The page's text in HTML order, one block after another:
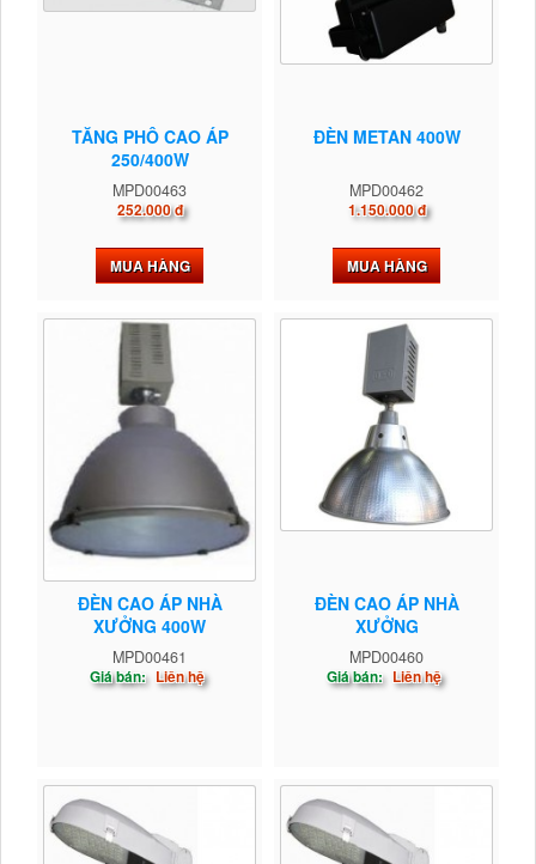
TĂNG PHÔ CAO ÁP
250/400W
MPD00463
252.000 đ
MUA HÀNG
ĐÈN METAN 400W
MPD00462
1.150.000 đ
MUA HÀNG
ĐÈN CAO ÁP NHÀ
XƯỞNG 400W
MPD00461
Giá bán: Liên hệ
ĐÈN CAO ÁP NHÀ
XƯỞNG
MPD00460
Giá bán: Liên hệ